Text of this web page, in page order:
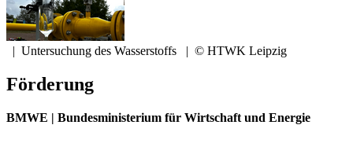
| Untersuchung des Wasserstoffs | © HTWK Leipzig
Förderung
BMWE | Bundesministerium für Wirtschaft und Energie